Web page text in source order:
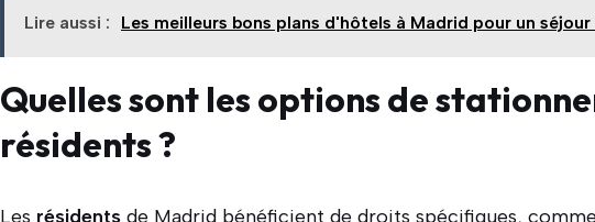
Lire aussi : Les meilleurs bons plans d'hôtels à Madrid pour un
Quelles sont les options de
résidents ?
Les résidents de Madrid bénéficient de droits spécifiques,